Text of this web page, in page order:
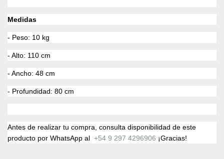
Medidas
- Peso: 10 kg
- Alto: 110 cm
- Ancho: 48 cm
- Profundidad: 80 cm
Antes de realizar tu compra, consulta disponibilidad de este
producto por WhatsApp al +54 9 297 4296906 ¡Gracias!